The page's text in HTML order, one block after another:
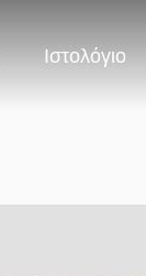
Ιστολόγιο